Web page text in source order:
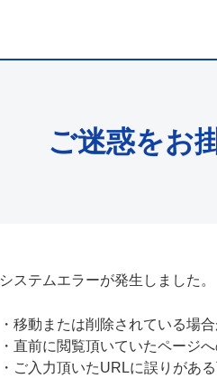
ご迷惑をお
システムエラーが発生しました。
・ 移動または削除されている場合
・ 直前に閲覧頂いていたページ
・ ご入力頂いたURLに誤りがあ